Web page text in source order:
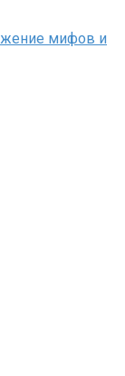
мифов и